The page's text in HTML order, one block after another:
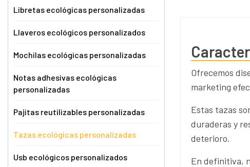
Libretas ecológicas personalizadas
Llaveros ecológicos personalizados
Mochilas ecológicas personalizadas
Notas adhesivas ecológicas
personalizadas
Pajitas reutilizables personalizadas
Tazas ecológicas personalizadas
Usb ecológicos personalizados
Ofrecemos
marketing
Estas tazas
duraderas y
deterioro.
En definitiva,